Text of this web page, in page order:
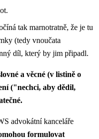
tak marnotratně, že je tu
(tedy vnoučata
díl, který by jim připadl.
a věcné (v listině o
("nechci, aby dědil,
advokátní kanceláře
formulovat